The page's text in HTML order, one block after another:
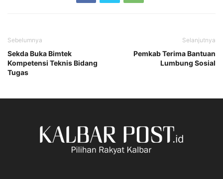
Sebelumnya
Sekda Buka Bimtek
Kompetensi Teknis Bidang
Tugas
Selanjutnya
Pemkab Terima Bantuan
Lumbung Sosial